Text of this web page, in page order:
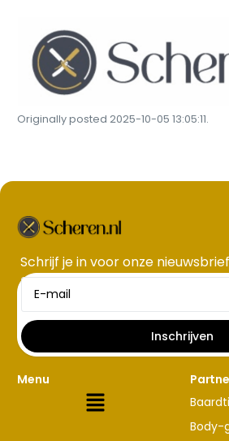
Originally posted 2025-10-05 13:05:11.
Schrijf je in voor onze
Inschrijven
Menu
Body-